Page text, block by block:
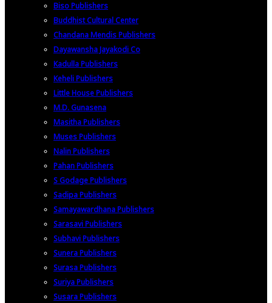
Biso Publishers
Buddhist Cultural Center
Chandana Mendis Publishers
Dayawansha Jayakodi Co
Kadulla Publishers
Keheli Publishers
Little House Publishers
M.D. Gunasena
Masitha Publishers
Muses Publishers
Nalin Publishers
Pahan Publishers
S Godage Publishers
Sadipa Publishers
Samayawardhana Publishers
Sarasavi Publishers
Subhavi Publishers
Sunera Publishers
Surasa Publishers
Suriya Publishers
Susara Publishers